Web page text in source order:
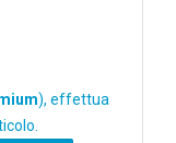
), effettua